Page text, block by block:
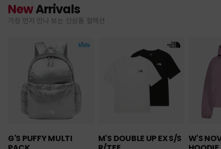
NewArrivals
가장 먼저 만나 보는 신상품 컬렉션
G'S PUFFY MULTI
M'S DOUBLE UP EX S/S
W'S